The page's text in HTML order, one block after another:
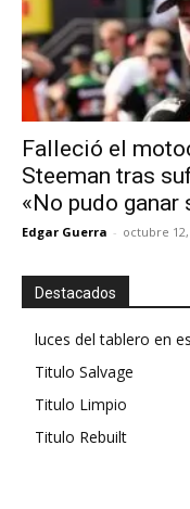
Falleció el
Steeman tras
«No pudo ganar
Edgar Guerra - octubre 12,
Destacados
luces del tablero en
Titulo Salvage
Titulo Limpio
Titulo Rebuilt